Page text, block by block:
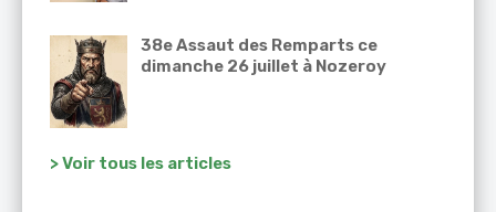
38e Assaut des Remparts ce
dimanche 26 juillet à Nozeroy
> Voir tous les articles